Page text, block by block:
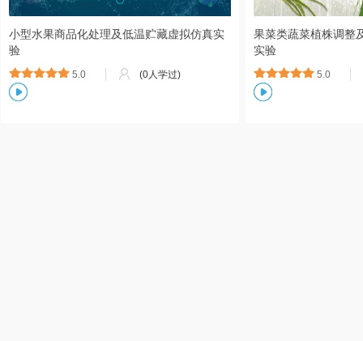
小型水果商品化处理及低温贮藏虚拟仿真实
验
5.0 (0人学过)
果菜类蔬菜植株调整
实验
5.0